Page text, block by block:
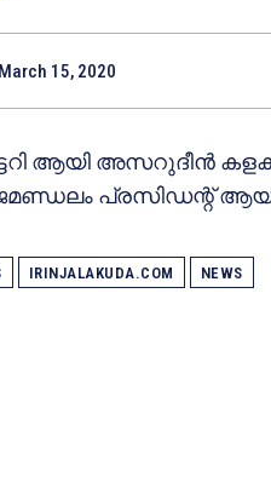
March 15, 2020
ആയി അസറുദീന്‍
പ്രസിഡന്റ്‌
IRINJALAKUDA.COM NEWS